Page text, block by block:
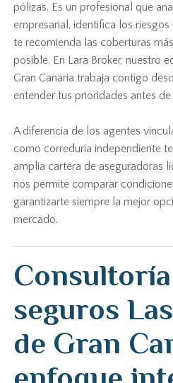
pólizas. Es un profesional que
empresarial, identifica los
te recomienda las coberturas
posible. En Lara Broker, nuestro
Gran Canaria trabaja contigo
entender tus prioridades antes
A diferencia de los agentes
como correduría independiente
amplia cartera de aseguradoras
nos permite comparar
garantizarte siempre la mejor
mercado.
seguros
de Gran